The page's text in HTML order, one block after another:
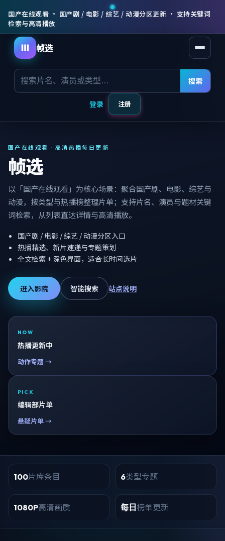
国产在线观看 · 国产剧 / 电影 / 综艺 / 动漫分区更新 · 支持关键词
检索与高清播放
帧选 打开
搜索
登录 注册
国产在线观看 · 高清热播每日更新
帧选
以「国产在线观看」为核心场景：聚合国产剧、电影、综艺与
动漫，按类型与热播榜整理片单；支持片名、演员与题材关键
词检索，从列表直达详情与高清播放。
国产剧 / 电影 / 综艺 / 动漫分区入口
热播精选、新片速递与专题策划
全文检索 + 深色界面，适合长时间选片
进入影院 智能搜索 站点说明
NOW
热播更新中
动作专题 →
PICK
编辑部片单
悬疑片单 →
100片库条目 6类型专题
1080P高清画质 每日 榜单更新